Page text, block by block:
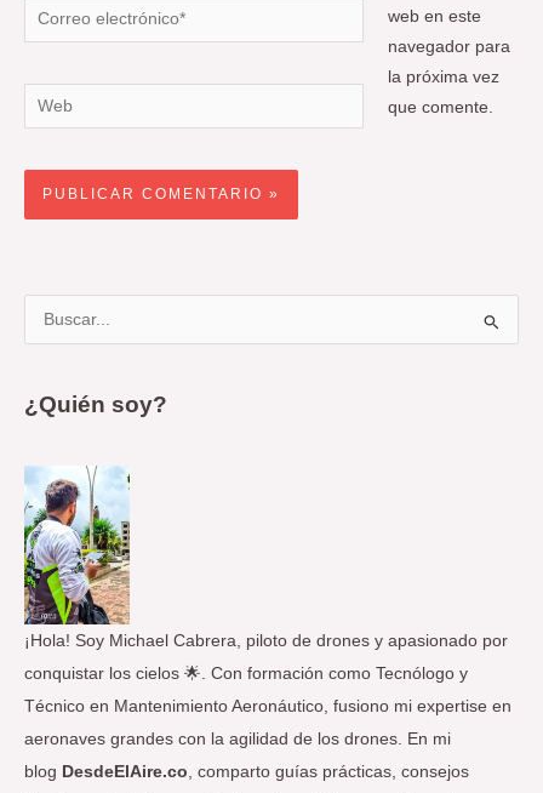
Correo
electrónico*
Web
web en este
navegador para
la próxima vez
que comente.
r
p
o
r
:
¿Quién soy?
¡Hola! Soy Michael Cabrera, piloto de drones y apasionado por
conquistar los cielos 🌟. Con formación como Tecnólogo y
Técnico en Mantenimiento Aeronáutico, fusiono mi expertise en
aeronaves grandes con la agilidad de los drones. En mi
blog DesdeElAire.co , comparto guías prácticas, consejos